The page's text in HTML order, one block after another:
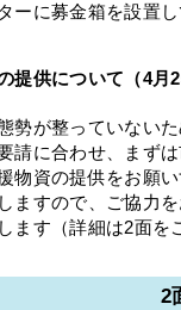
ーに募金箱を設置し
提供について（4月
勢が整っていない
請に合わせ、まず
物資の提供をお願
ますので、ご協力を
ます（詳細は2面を
2